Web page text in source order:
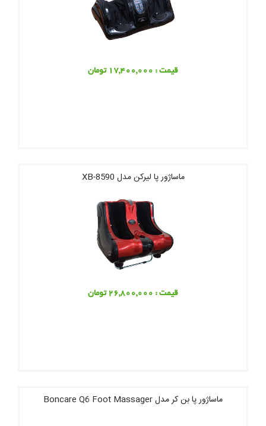
قیمت : 17,400,000 تومان
ماساژور پا لیرکن مدل XB-8590
قیمت : 26,800,000 تومان
ماساژور پا بن کر مدل Boncare Q6 Foot Massager